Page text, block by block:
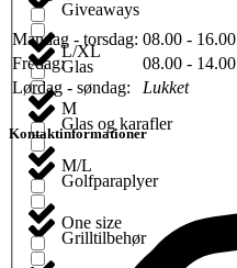
Giveaways
Glas
Glas og karafler
Golfparaplyer
Grilltilbehør
L/XL
M
M/L
One size
Mandag - torsdag: 08.00 - 16.00
Fredag:
08.00 - 14.00
Lørdag - søndag:
Lukket
Kontaktinformationer